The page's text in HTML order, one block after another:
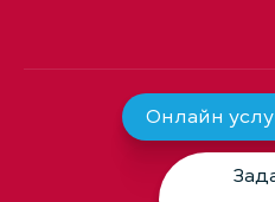
Онлайн